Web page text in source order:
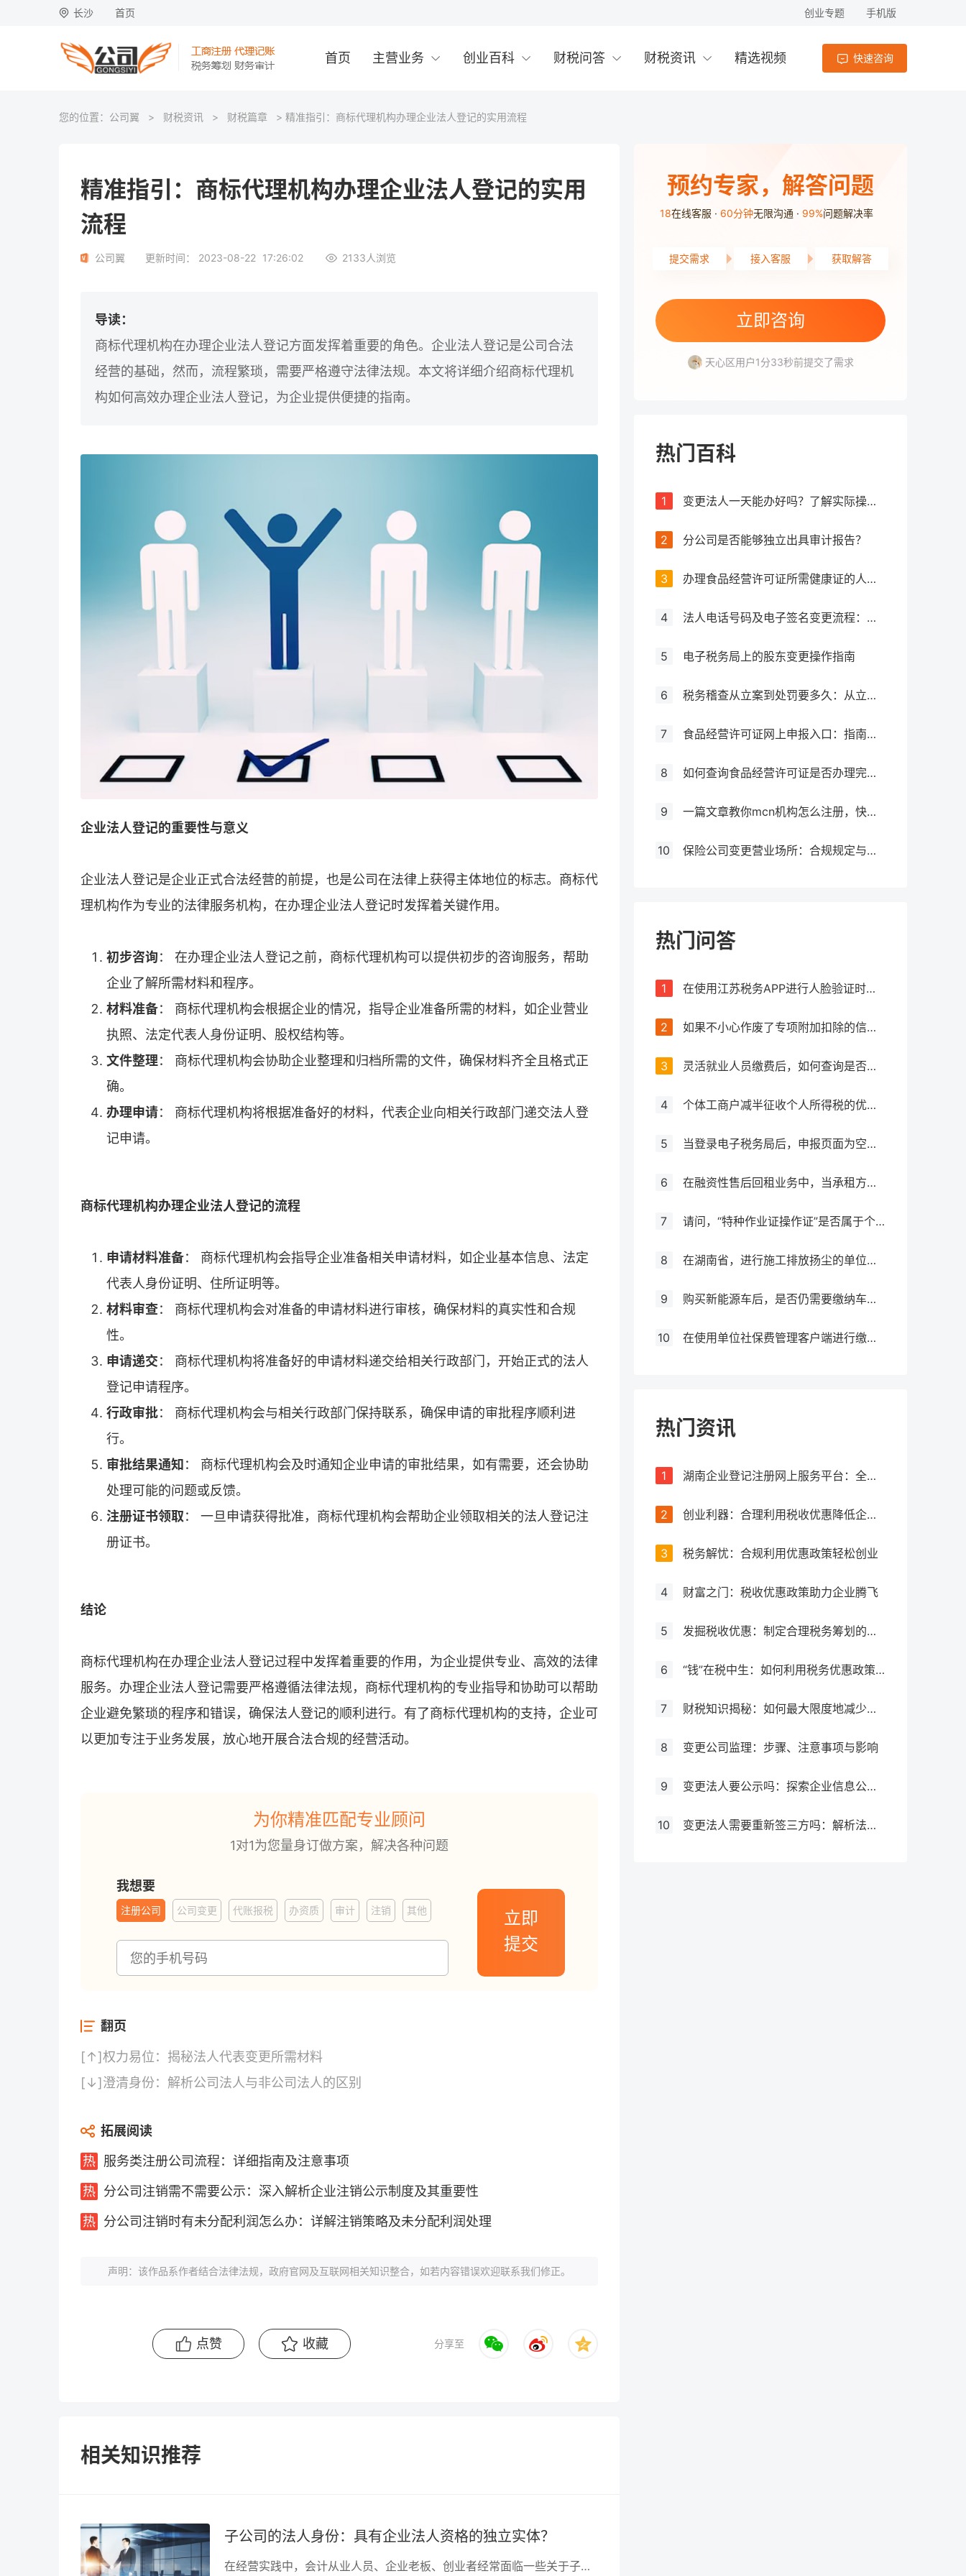
长沙 首页 创业专题 手机版
首页 主营业务 创业百科 财税问答 财税资讯 精选视频 快速咨询
您的位置： 公司翼 > 财税资讯 > 财税篇章 > 精准指引：商标代理机构办理企业法人登记的实用流程
精准指引：商标代理机构办理企业法人登记的实用
流程
公司翼 更新时间： 2023-08-22 17:26:02 2133 人浏览
导读：
商标代理机构在办理企业法人登记方面发挥着重要的角色。企业法人登记是公司合法
经营的基础，然而，流程繁琐，需要严格遵守法律法规。本文将详细介绍商标代理机
构如何高效办理企业法人登记，为企业提供便捷的指南。
企业法人登记的重要性与意义
企业法人登记是企业正式合法经营的前提，也是公司在法律上获得主体地位的标志。商标代
理机构作为专业的法律服务机构，在办理企业法人登记时发挥着关键作用。
初步咨询： 在办理企业法人登记之前，商标代理机构可以提供初步的咨询服务，帮助
企业了解所需材料和程序。
材料准备： 商标代理机构会根据企业的情况，指导企业准备所需的材料，如企业营业
执照、法定代表人身份证明、股权结构等。
文件整理： 商标代理机构会协助企业整理和归档所需的文件，确保材料齐全且格式正
确。
办理申请： 商标代理机构将根据准备好的材料，代表企业向相关行政部门递交法人登
记申请。
商标代理机构办理企业法人登记的流程
申请材料准备： 商标代理机构会指导企业准备相关申请材料，如企业基本信息、法定
代表人身份证明、住所证明等。
材料审查： 商标代理机构会对准备的申请材料进行审核，确保材料的真实性和合规
性。
申请递交： 商标代理机构将准备好的申请材料递交给相关行政部门，开始正式的法人
登记申请程序。
行政审批： 商标代理机构会与相关行政部门保持联系，确保申请的审批程序顺利进
行。
审批结果通知 ： 商标代理机构会及时通知企业申请的审批结果，如有需要，还会协助
处理可能的问题或反馈。
注册证书领取： 一旦申请获得批准，商标代理机构会帮助企业领取相关的法人登记注
册证书。
结论
商标代理机构在办理企业法人登记过程中发挥着重要的作用，为企业提供专业、高效的法律
服务。办理企业法人登记需要严格遵循法律法规，商标代理机构的专业指导和协助可以帮助
企业避免繁琐的程序和错误，确保法人登记的顺利进行。有了商标代理机构的支持，企业可
以更加专注于业务发展，放心地开展合法合规的经营活动。
为你精准匹配专业顾问
1对1为您量身订做方案，解决各种问题
我想要
注册公司 公司变更 代账报税 办资质 审计 注销 其他
立即
提交
翻页
[↑]权力易位：揭秘法人代表变更所需材料
[↓]澄清身份：解析公司法人与非公司法人的区别
拓展阅读
服务类注册公司流程：详细指南及注意事项
分公司注销需不需要公示：深入解析企业注销公示制度及其重要性
分公司注销时有未分配利润怎么办：详解注销策略及未分配利润处理
声明：该作品系作者结合法律法规，政府官网及互联网相关知识整合，如若内容错误欢迎联系我们修正。
点赞 收藏 分享至
相关知识推荐
子公司的法人身份：具有企业法人资格的独立实体？
在经营实践中，会计从业人员、企业老板、创业者经常面临一些关于子公司的问题，例如“子公司是否具有企业法人资格？”本文将详细阐述子公司在法律上的身份，帮助您更好地理解子公司的法人资格，从而更好地进行企业运营和管理。
预约专家，解答问题
18在线客服 60分钟无限沟通 99%问题解决率
提交需求 接入客服 获取解答
立即咨询
高新区用户2分22秒前提交了需求
开福区用户3分27秒前提交了需求
天心区用户1分33秒前提交了需求
开福区用户3分15秒前提交了需求
热门百科
1 变更法人一天能办好吗？了解实际操作所需时间
2 分公司是否能够独立出具审计报告？
3 办理食品经营许可证所需健康证的人数要求解析
4 法人电话号码及电子签名变更流程：详细步骤和注意事项解析
5 电子税务局上的股东变更操作指南
6 税务稽查从立案到处罚要多久：从立案到处罚的全过程
7 食品经营许可证网上申报入口：指南与流程
8 如何查询食品经营许可证是否办理完成？
9 一篇文章教你mcn机构怎么注册，快来get！
10 保险公司变更营业场所：合规规定与操作指南！
热门问答
1 在使用江苏税务APP进行人脸验证时失败，该如何处理？
2 如果不小心作废了专项附加扣除的信息，应该怎么处理？
3 灵活就业人员缴费后，如何查询是否成功缴费？如何获取缴费凭证？
4 个体工商户减半征收个人所得税的优惠力度是否有所增加？
5 当登录电子税务局后，申报页面为空白，应该如何处理？
6 在融资性售后回租业务中，当承租方出售资产时，是否需要征收增值税？
7 请问，“特种作业证操作证”是否属于个人所得税抵扣范围之内？
8 在湖南省，进行施工排放扬尘的单位应如何确定并计算其应纳环境保护税金额，涉及大气污染物排放的情况如何处理？
9 购买新能源车后，是否仍需要缴纳车船税？
10 在使用单位社保费管理客户端进行缴费时，如果提示缺少三方协议，应该如何处理？
热门资讯
1 湖南企业登记注册网上服务平台：全流程网上办理，让注册更简单
2 创业利器：合理利用税收优惠降低企业税负
3 税务解忧：合规利用优惠政策轻松创业
4 财富之门：税收优惠政策助力企业腾飞
5 发掘税收优惠：制定合理税务筹划的必要步骤
6 “钱”在税中生：如何利用税务优惠政策增加企业利润
7 财税知识揭秘：如何最大限度地减少税务负担
8 变更公司监理：步骤、注意事项与影响
9 变更法人要公示吗：探索企业信息公示制度
10 变更法人需要重新签三方吗：解析法人变更对劳动关系的影响